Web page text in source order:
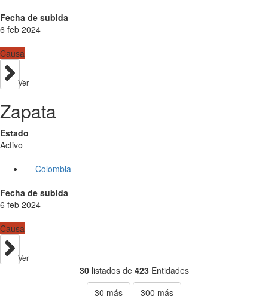
Fecha de subida
6 feb 2024
Causa
Ver
Zapata
Estado
Activo
Colombia
Fecha de subida
6 feb 2024
Causa
Ver
30 listados de 423 Entidades
30 más 300 más